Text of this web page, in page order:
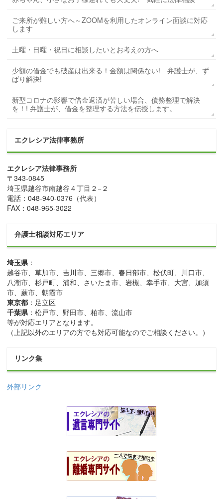
ご来所が難しい方へ～ZOOMを利用したオンライン面談に対応
します
土曜・日曜・祝日に相談したいとお考えの方へ
少額の借金でも破産は出来る！金額は関係ない! 弁護士が、ず
ばり解決!
新型コロナの影響で借金返済が苦しい場合、債務整理で解決
を！! 弁護士が、借金を整理する方法を伝授します。
エクレシア法律事務所
エクレシア法律事務所
〒343-0845
埼玉県越谷市南越谷４丁目２−２
電話：048-940-0376 （代表）
FAX：048-965-3022
弁護士相談対応エリア
埼玉県 ：
越谷市、草加市、吉川市、三郷市、春日部市、松伏町、川口市、
八潮市、杉戸町、浦和、さいたま市、岩槻、幸手市、大宮、加須
市、蕨市、朝霞市
東京都 ：足立区
千葉県 ：松戸市、野田市、柏市、流山市
等が対応エリアとなります。
（上記以外のエリアの方でも対応可能なのでご相談ください。）
リンク集
外部リンク